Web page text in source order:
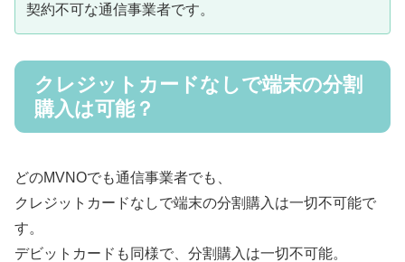
契約不可な通信事業者です。
クレジットカードなしで端末の分割
購入は可能？
どのMVNOでも通信事業者でも、
クレジットカードなしで端末の分割購入は一切不可能で
す。
デビットカードも同様で、分割購入は一切不可能。